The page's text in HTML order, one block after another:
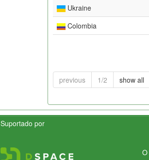
Ukraine
Colombia
previous 1/2 show all
Suportado por